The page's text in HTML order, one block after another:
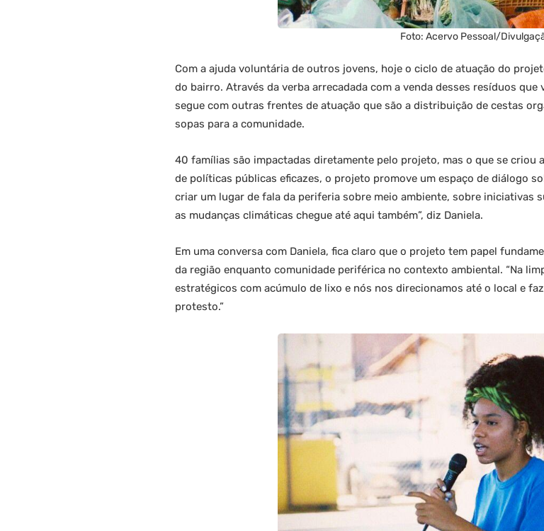
Foto: Acervo Pessoal/
Com a ajuda voluntária de outros jovens, hoje o ciclo de atuação do
do bairro. Através da verba arrecadada com a venda desses resíduos
segue com outras frentes de atuação que são a distribuição de cestas
sopas para a comunidade.
40 famílias são impactadas diretamente pelo projeto, mas o que se
de políticas públicas eficazes, o projeto promove um espaço de diálogo
criar um lugar de fala da periferia sobre meio ambiente, sobre iniciativas
as mudanças climáticas chegue até aqui também”, diz Daniela.
Em uma conversa com Daniela, fica claro que o projeto tem papel
da região enquanto comunidade periférica no contexto ambiental. “Na
estratégicos com acúmulo de lixo e nós nos direcionamos até o local e
protesto.”